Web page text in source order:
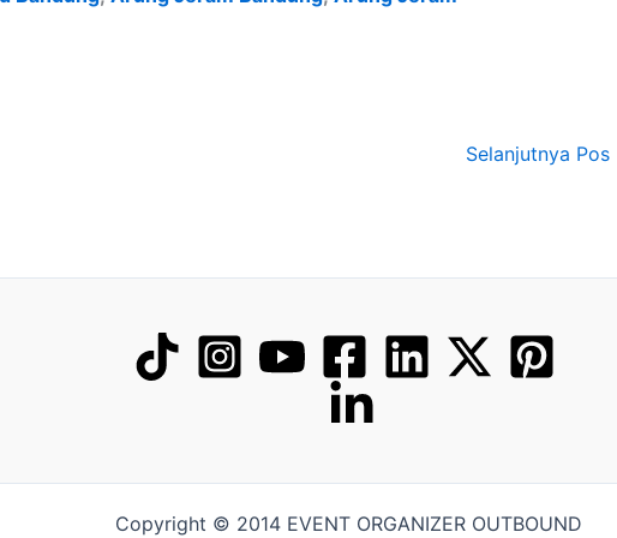
Selanjutnya Pos
Copyright © 2014 EVENT ORGANIZER OUTBOUND